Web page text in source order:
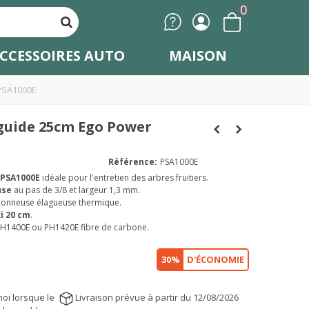
0
AUTO MAISON
25cm Ego Power
Référence: PSA1000E
PSA1000E idéale pour l'entretien des arbres fruitiers.
au pas de 3/8 et largeur 1,3 mm.
élagueuse thermique.
20 cm.
ou PH1420E fibre de carbone.
30% D'ÉCONOMIE
Livraison prévue à partir du 12/08/2026
lorsque le